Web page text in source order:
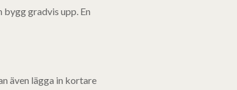
bygg gradvis upp. En
även lägga in kortare